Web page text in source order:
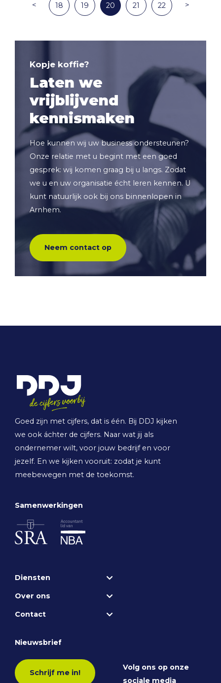
< 18 19 20 21 22 >
Kopje koffie?
Laten we
vrijblijvend
kennismaken
Hoe kunnen wij uw business ondersteunen?
Onze relatie met u begint met een goed
gesprek: wij komen graag bij u langs. Zodat
we u en uw organisatie écht leren kennen. U
kunt natuurlijk ook bij ons binnenlopen in
Arnhem.
Neem contact op
Goed zijn met cijfers, dat is één. Bij DDJ kijken
we ook áchter de cijfers. Naar wat jij als
ondernemer wilt, voor jouw bedrijf en voor
jezelf. En we kijken vooruit: zodat je kunt
meebewegen met de toekomst.
Samenwerkingen
Diensten
Over ons
Contact
Nieuwsbrief
Schrijf me in!
Volg ons op onze
sociale media